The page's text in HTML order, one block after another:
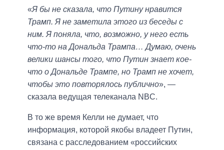
«Я бы не сказала, что Путину нравится
Трамп. Я не заметила этого из беседы с
ним. Я поняла, что, возможно, у него есть
что-то на Дональда Трампа… Думаю, очень
велики шансы того, что Путин знает кое-
что о Дональде Трампе, но Трамп не хочет,
чтобы это повторялось публично», —
сказала ведущая телеканала NBC.
В то же время Келли не думает, что
информация, которой якобы владеет Путин,
связана с расследованием «российских